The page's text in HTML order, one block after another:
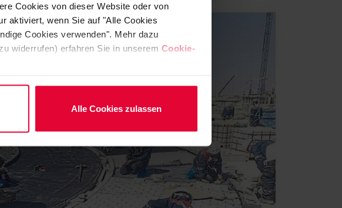
Cookies von dieser Website oder von
aktiviert, wenn Sie auf "Alle Cookies
Cookies verwenden". Mehr dazu
widerrufen) erfahren Sie in unserem Cookie-
Alle Cookies zulassen